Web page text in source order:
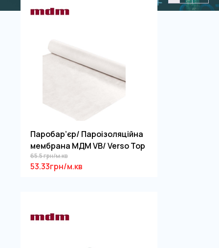
Паробар’єр/ Пароізоляційна
мембрана МДМ VB/ Verso Top
65.5 грн/м.кв
53.33грн/м.кв